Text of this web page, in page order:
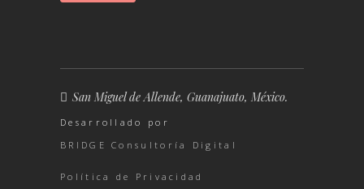
San Miguel de Allende, Guanajuato, México.
Desarrollado por
BRIDGE Consultoría Digital
Política de Privacidad